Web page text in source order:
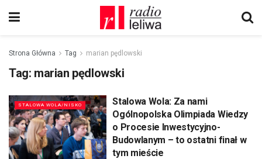
Strona Główna Tag marian pędlowski
Tag: marian pędlowski
STALOWA WOLA/NISKO
Stalowa Wola: Za nami
Ogólnopolska Olimpiada Wiedzy
o Procesie Inwestycyjno-
Budowlanym – to ostatni finał w
tym mieście